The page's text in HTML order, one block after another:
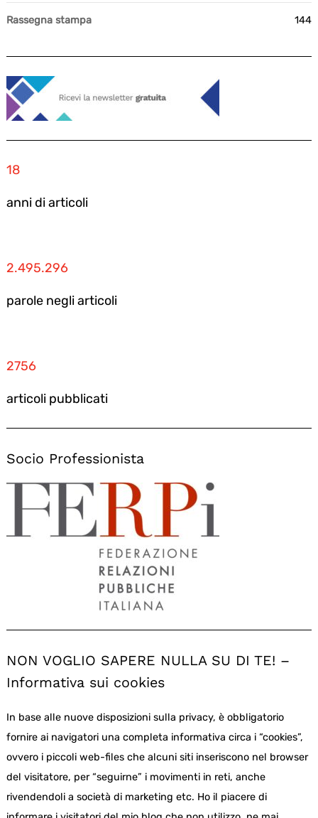
Rassegna stampa 144
18
anni di articoli
2.495.296
parole negli articoli
2756
articoli pubblicati
Socio Professionista
NON VOGLIO SAPERE NULLA SU DI TE! –
Informativa sui cookies
In base alle nuove disposizioni sulla privacy, è obbligatorio
fornire ai navigatori una completa informativa circa i “cookies”,
ovvero i piccoli web-files che alcuni siti inseriscono nel browser
del visitatore, per “seguirne” i movimenti in reti, anche
rivendendoli a società di marketing etc. Ho il piacere di